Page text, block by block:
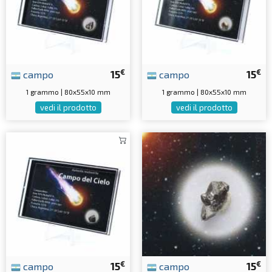
15€
campo
1 grammo | 80x55x10 mm
vedi il prodotto
15€
campo
1 grammo | 80x55x10 mm
vedi il prodotto
15€
campo 15€
campo